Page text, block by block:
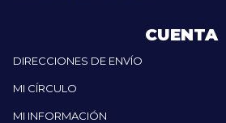
CUENTA
DIRECCIONES DE ENVÍO
MI CÍRCULO
MI INFORMACIÓN